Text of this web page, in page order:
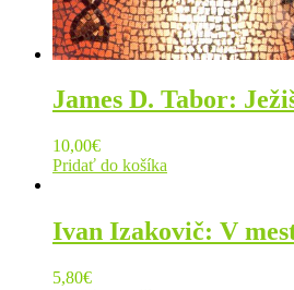
James D. Tabor:
10,00€
Pridať do košíka
Ivan Izakovič: V
5,80€